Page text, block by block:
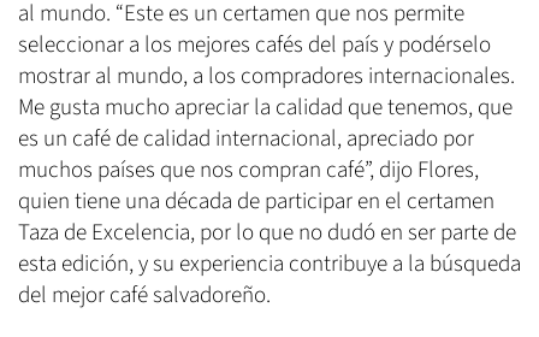
al mundo. “Este es un certamen que nos permite
seleccionar a los mejores cafés del país y podérselo
mostrar al mundo, a los compradores internacionales.
Me gusta mucho apreciar la calidad que tenemos, que
es un café de calidad internacional, apreciado por
muchos países que nos compran café”, dijo Flores,
quien tiene una década de participar en el certamen
Taza de Excelencia, por lo que no dudó en ser parte de
esta edición, y su experiencia contribuye a la búsqueda
del mejor café salvadoreño.